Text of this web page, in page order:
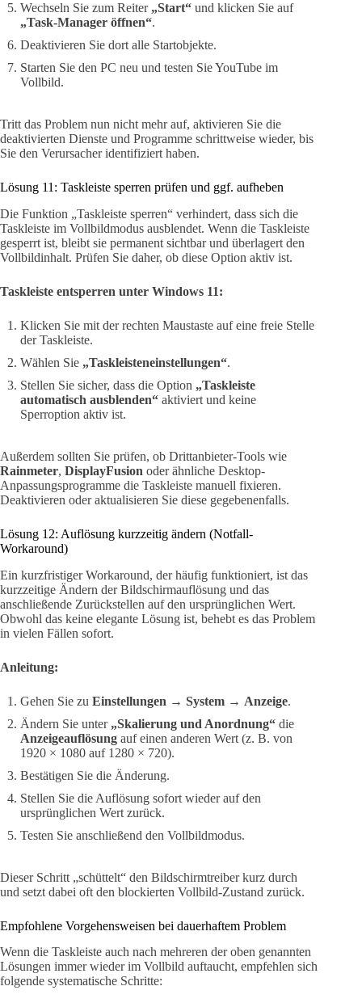
Wechseln Sie zum Reiter „Start“ und klicken Sie auf
„Task-Manager öffnen“.
Deaktivieren Sie dort alle Startobjekte.
Starten Sie den PC neu und testen Sie YouTube im
Vollbild.
Tritt das Problem nun nicht mehr auf, aktivieren Sie die
deaktivierten Dienste und Programme schrittweise wieder, bis
Sie den Verursacher identifiziert haben.
Lösung 11: Taskleiste sperren prüfen und ggf. aufheben
Die Funktion „Taskleiste sperren“ verhindert, dass sich die
Taskleiste im Vollbildmodus ausblendet. Wenn die Taskleiste
gesperrt ist, bleibt sie permanent sichtbar und überlagert den
Vollbildinhalt. Prüfen Sie daher, ob diese Option aktiv ist.
Taskleiste entsperren unter Windows 11:
Klicken Sie mit der rechten Maustaste auf eine freie Stelle
der Taskleiste.
Wählen Sie „Taskleisteneinstellungen“.
Stellen Sie sicher, dass die Option „Taskleiste
automatisch ausblenden“ aktiviert und keine
Sperroption aktiv ist.
Außerdem sollten Sie prüfen, ob Drittanbieter-Tools wie
Rainmeter, DisplayFusion oder ähnliche Desktop-
Anpassungsprogramme die Taskleiste manuell fixieren.
Deaktivieren oder aktualisieren Sie diese gegebenenfalls.
Lösung 12: Auflösung kurzzeitig ändern (Notfall-
Workaround)
Ein kurzfristiger Workaround, der häufig funktioniert, ist das
kurzzeitige Ändern der Bildschirmauflösung und das
anschließende Zurückstellen auf den ursprünglichen Wert.
Obwohl das keine elegante Lösung ist, behebt es das Problem
in vielen Fällen sofort.
Anleitung:
Gehen Sie zu Einstellungen → System → Anzeige.
Ändern Sie unter „Skalierung und Anordnung“ die
Anzeigeauflösung auf einen anderen Wert (z. B. von
1920 × 1080 auf 1280 × 720).
Bestätigen Sie die Änderung.
Stellen Sie die Auflösung sofort wieder auf den
ursprünglichen Wert zurück.
Testen Sie anschließend den Vollbildmodus.
Dieser Schritt „schüttelt“ den Bildschirmtreiber kurz durch
und setzt dabei oft den blockierten Vollbild-Zustand zurück.
Empfohlene Vorgehensweisen bei dauerhaftem Problem
Wenn die Taskleiste auch nach mehreren der oben genannten
Lösungen immer wieder im Vollbild auftaucht, empfehlen sich
folgende systematische Schritte: